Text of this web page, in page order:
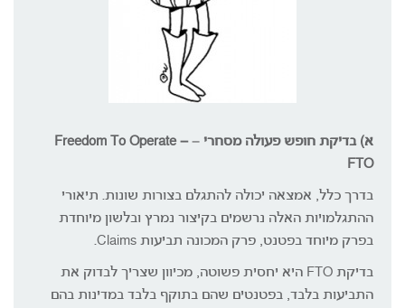
א) בדיקת חופש פעולה מסחרי –
Freedom To Operate –
FTO
בדרך כלל, אמצאה יכולה להתגלם בצורות שונות. תיאורי
ההתגלמויות האלה נרשמים בקיצור נמרץ ובלשון מיוחדת
בפרק מיוחד בפטנט, פרק המכונה תביעות Claims.
בדיקת FTO היא יחסית פשוטה, מכיוון שצריך לבדוק את
התביעות בלבד, בפטנטים שהם בתוקף בלבד במדינות בהם